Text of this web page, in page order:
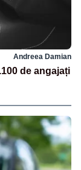
Andreea Damian
de angajați